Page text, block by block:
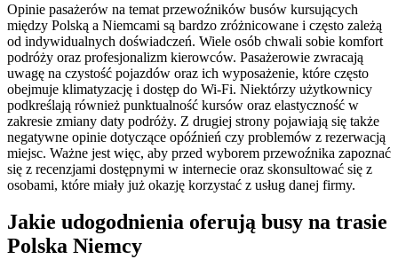
Opinie pasażerów na temat przewoźników busów kursujących
między Polską a Niemcami są bardzo zróżnicowane i często zależą
od indywidualnych doświadczeń. Wiele osób chwali sobie komfort
podróży oraz profesjonalizm kierowców. Pasażerowie zwracają
uwagę na czystość pojazdów oraz ich wyposażenie, które często
obejmuje klimatyzację i dostęp do Wi-Fi. Niektórzy użytkownicy
podkreślają również punktualność kursów oraz elastyczność w
zakresie zmiany daty podróży. Z drugiej strony pojawiają się także
negatywne opinie dotyczące opóźnień czy problemów z rezerwacją
miejsc. Ważne jest więc, aby przed wyborem przewoźnika zapoznać
się z recenzjami dostępnymi w internecie oraz skonsultować się z
osobami, które miały już okazję korzystać z usług danej firmy.
Jakie udogodnienia oferują busy na trasie
Polska Niemcy